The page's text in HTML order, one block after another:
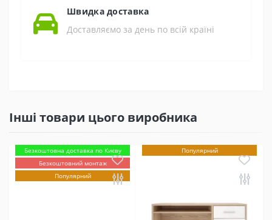
Швидка доставка
Доставляємо за день по всій країні
Інші товари цього виробника
Безкоштовна доставка по Києву
Безкоштовний монтаж
Популярний
Популярний